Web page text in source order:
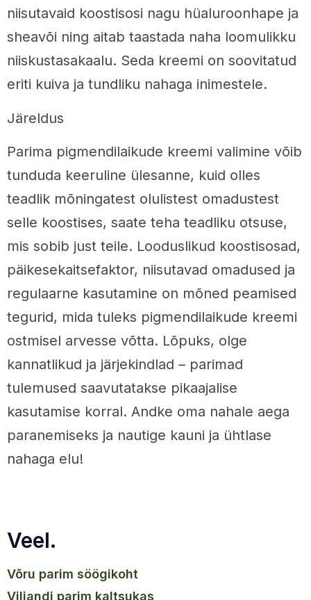
niisutavaid koostisosi nagu hüaluroonhape ja
sheavõi ning aitab taastada naha loomulikku
niiskustasakaalu. Seda kreemi on soovitatud
eriti kuiva ja tundliku nahaga inimestele.
Järeldus
Parima pigmendilaikude kreemi valimine võib
tunduda keeruline ülesanne, kuid olles
teadlik mõningatest olulistest omadustest
selle koostises, saate teha teadliku otsuse,
mis sobib just teile. Looduslikud koostisosad,
päikesekaitsefaktor, niisutavad omadused ja
regulaarne kasutamine on mõned peamised
tegurid, mida tuleks pigmendilaikude kreemi
ostmisel arvesse võtta. Lõpuks, olge
kannatlikud ja järjekindlad – parimad
tulemused saavutatakse pikaajalise
kasutamise korral. Andke oma nahale aega
paranemiseks ja nautige kauni ja ühtlase
nahaga elu!
Veel.
võru parim söögikoht
viljandi parim kaltsukas